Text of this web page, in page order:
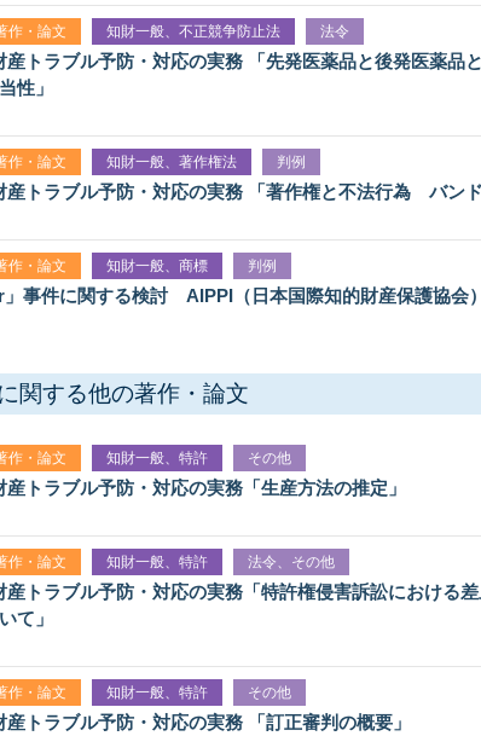
作・論文 知財一般、不正競争防止法 法令
トラブル予防・対応の実務 「先発医薬品と後発医薬品
性」
作・論文 知財一般、著作権法 判例
トラブル予防・対応の実務 「著作権と不法行為 バンド
作・論文 知財一般、商標 判例
」事件に関する検討 AIPPI（日本国際知的財産保護協会
関する他の著作・論文
作・論文 知財一般、特許 その他
トラブル予防・対応の実務「生産方法の推定」
作・論文 知財一般、特許 法令、その他
トラブル予防・対応の実務「特許権侵害訴訟における差
て」
作・論文 知財一般、特許 その他
トラブル予防・対応の実務 「訂正審判の概要」